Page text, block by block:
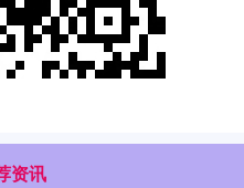
资讯